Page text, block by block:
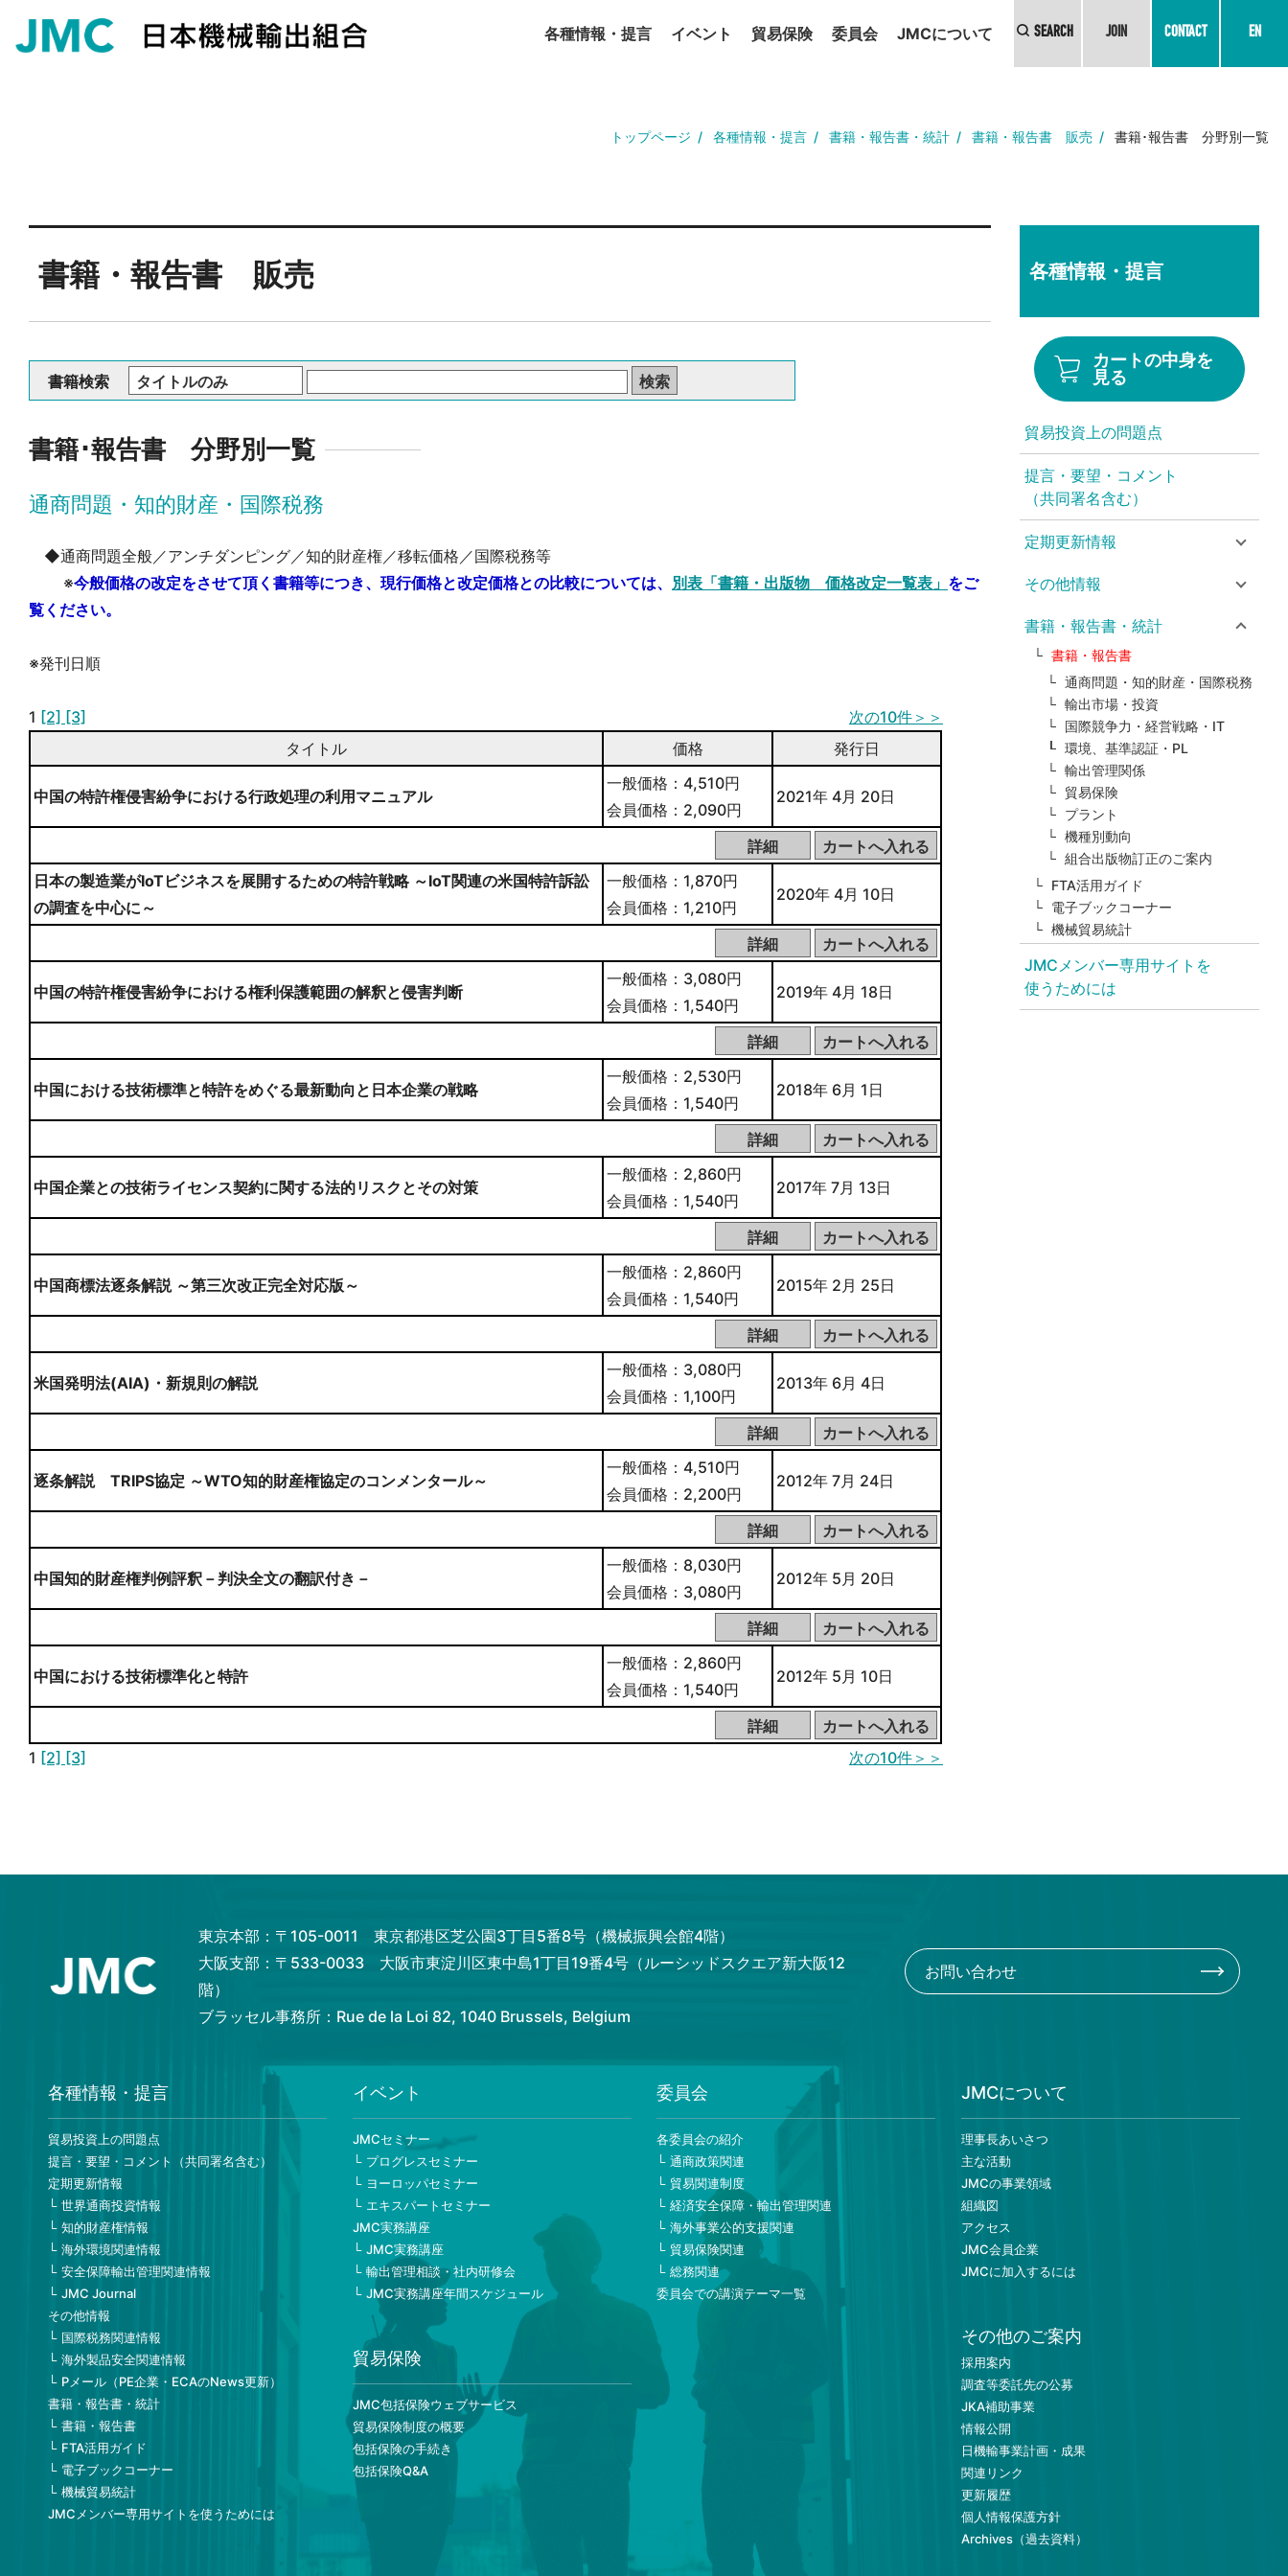
各種情報・提言 イベント 貿易保険 委員会 JMCについて SEARCH JOIN CONTACT EN
トップページ 各種情報・提言 書籍・報告書・統計 書籍・報告書 販売 書籍･報告書 分野別一覧
書籍・報告書 販売
書籍検索
書籍･報告書 分野別一覧
通商問題・知的財産・国際税務
◆通商問題全般／アンチダンピング／知的財産権／移転価格／国際税務等
※今般価格の改定をさせて頂く書籍等につき、現行価格と改定価格との比較については、 別表「書籍・出版物 価格改定一覧表」 をご
覧ください。
※発刊日順
1 [2] [3]
次の10件＞＞
タイトル
価格 発行日
中国の特許権侵害紛争における行政処理の利用マニュアル
一般価格：4,510円
会員価格：2,090円
2021年 4月 20日
日本の製造業がIoTビジネスを展開するための特許戦略 ～IoT関連の米国特許訴訟
の調査を中心に～
一般価格：1,870円
会員価格：1,210円
2020年 4月 10日
中国の特許権侵害紛争における権利保護範囲の解釈と侵害判断
一般価格：3,080円
会員価格：1,540円
2019年 4月 18日
中国における技術標準と特許をめぐる最新動向と日本企業の戦略
一般価格：2,530円
会員価格：1,540円
2018年 6月 1日
中国企業との技術ライセンス契約に関する法的リスクとその対策
一般価格：2,860円
会員価格：1,540円
2017年 7月 13日
中国商標法逐条解説 ～第三次改正完全対応版～
一般価格：2,860円
会員価格：1,540円
2015年 2月 25日
米国発明法(AIA)・新規則の解説
一般価格：3,080円
会員価格：1,100円
2013年 6月 4日
逐条解説 TRIPS協定 ～WTO知的財産権協定のコンメンタール～
一般価格：4,510円
会員価格：2,200円
2012年 7月 24日
中国知的財産権判例評釈－判決全文の翻訳付き－
一般価格：8,030円
会員価格：3,080円
2012年 5月 20日
中国における技術標準化と特許
一般価格：2,860円
会員価格：1,540円
2012年 5月 10日
1 [2] [3] 次の10件＞＞
各種情報・提言
カートの中身を
見る
貿易投資上の問題点
提言・要望・コメント
（共同署名含む）
定期更新情報
その他情報
書籍・報告書・統計
書籍・報告書
通商問題・知的財産・国際税務
輸出市場・投資
国際競争力・経営戦略・IT
環境、基準認証・PL
輸出管理関係
貿易保険
プラント
機種別動向
組合出版物訂正のご案内
FTA活用ガイド
電子ブックコーナー
機械貿易統計
JMCメンバー専用サイトを
使うためには
東京本部：〒105-0011 東京都港区芝公園3丁目5番8号（機械振興会館4階）
大阪支部：〒533-0033 大阪市東淀川区東中島1丁目19番4号（ルーシッドスクエア新大阪12
階）
ブラッセル事務所：Rue de la Loi 82, 1040 Brussels, Belgium
お問い合わせ
各種情報・提言
貿易投資上の問題点
提言・要望・コメント（共同署名含む）
定期更新情報
世界通商投資情報
知的財産権情報
海外環境関連情報
安全保障輸出管理関連情報
JMC Journal
その他情報
国際税務関連情報
海外製品安全関連情報
Pメール（PE企業・ECAのNews更新）
書籍・報告書・統計
書籍・報告書
FTA活用ガイド
電子ブックコーナー
機械貿易統計
JMCメンバー専用サイトを使うためには
イベント
JMCセミナー
プログレスセミナー
ヨーロッパセミナー
エキスパートセミナー
JMC実務講座
JMC実務講座
輸出管理相談・社内研修会
JMC実務講座年間スケジュール
貿易保険
JMC包括保険ウェブサービス
貿易保険制度の概要
包括保険の手続き
包括保険Q&A
委員会
各委員会の紹介
通商政策関連
貿易関連制度
経済安全保障・輸出管理関連
海外事業公的支援関連
貿易保険関連
総務関連
委員会での講演テーマ一覧
JMCについて
理事長あいさつ
主な活動
JMCの事業領域
組織図
アクセス
JMC会員企業
JMCに加入するには
その他のご案内
採用案内
調査等委託先の公募
JKA補助事業
情報公開
日機輸事業計画・成果
関連リンク
更新履歴
個人情報保護方針
Archives（過去資料）